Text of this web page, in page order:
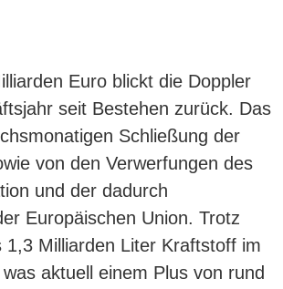
Euro blickt die Doppler
seit Bestehen zurück. Das
Schließung der
von den Verwerfungen des
und der dadurch
Europäischen Union. Trotz
Milliarden Liter Kraftstoff im
aktuell einem Plus von rund